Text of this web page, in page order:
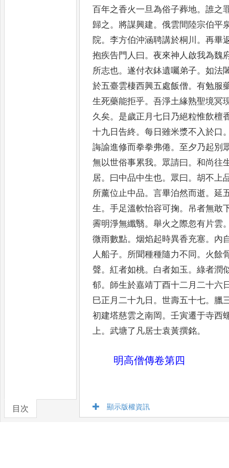
目次
百年之香火一旦為俗子葬地。誰之
歸之。 將謀興建。俄雲間陸宗伯平
院。李方伯沖涵聘講於桐川 。再畢
抱疾告門人曰 。夜來神人啟我為魏
所志也。遂付衣鉢遺囑弟子。如法
於五臺雲棲西興五處飯僧。有勉服
生死藥能拒乎。吾淨土緣熟聖境冥
久矣。 是歲正月七日乃絕粒惟飲檀
十九日告終。每日雖米漿不入於口
誨諭進修而拳拳弗倦。
至夕乃起別
無以世俗事累我。 眾請曰 。和尚往
居。 曰 中品中生也。 眾曰 。胡不上
所薰位止中品。言畢泊然而逝。 延
生。手足溫軟怡容可掬。 吊者無敢
霽明淨無纖翳。舉火之際忽有片雲
微雨數點。烟焰起時異香充塞。 內
人船子。 所聞種種隨力不同 。 火餘
聲。紅者如桃。 白者如玉。綠者潤
郁。 師生於嘉靖丁酉十二月二十六
巳正月二十九日 。世壽五十七。 臘
初建塔慈雲之南岡 。壬寅遷于寺西
上。武塘了凡居士袁黃撰銘。
明高僧傳卷第四
顯示版權資訊